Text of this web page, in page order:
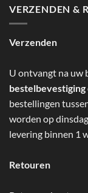
VERZENDEN &
Verzenden
U ontvangt na uw
bestelbevestiging
bestellingen
worden op
levering binnen 1
Retouren